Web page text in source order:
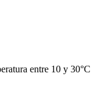
entre 10 y 30°C